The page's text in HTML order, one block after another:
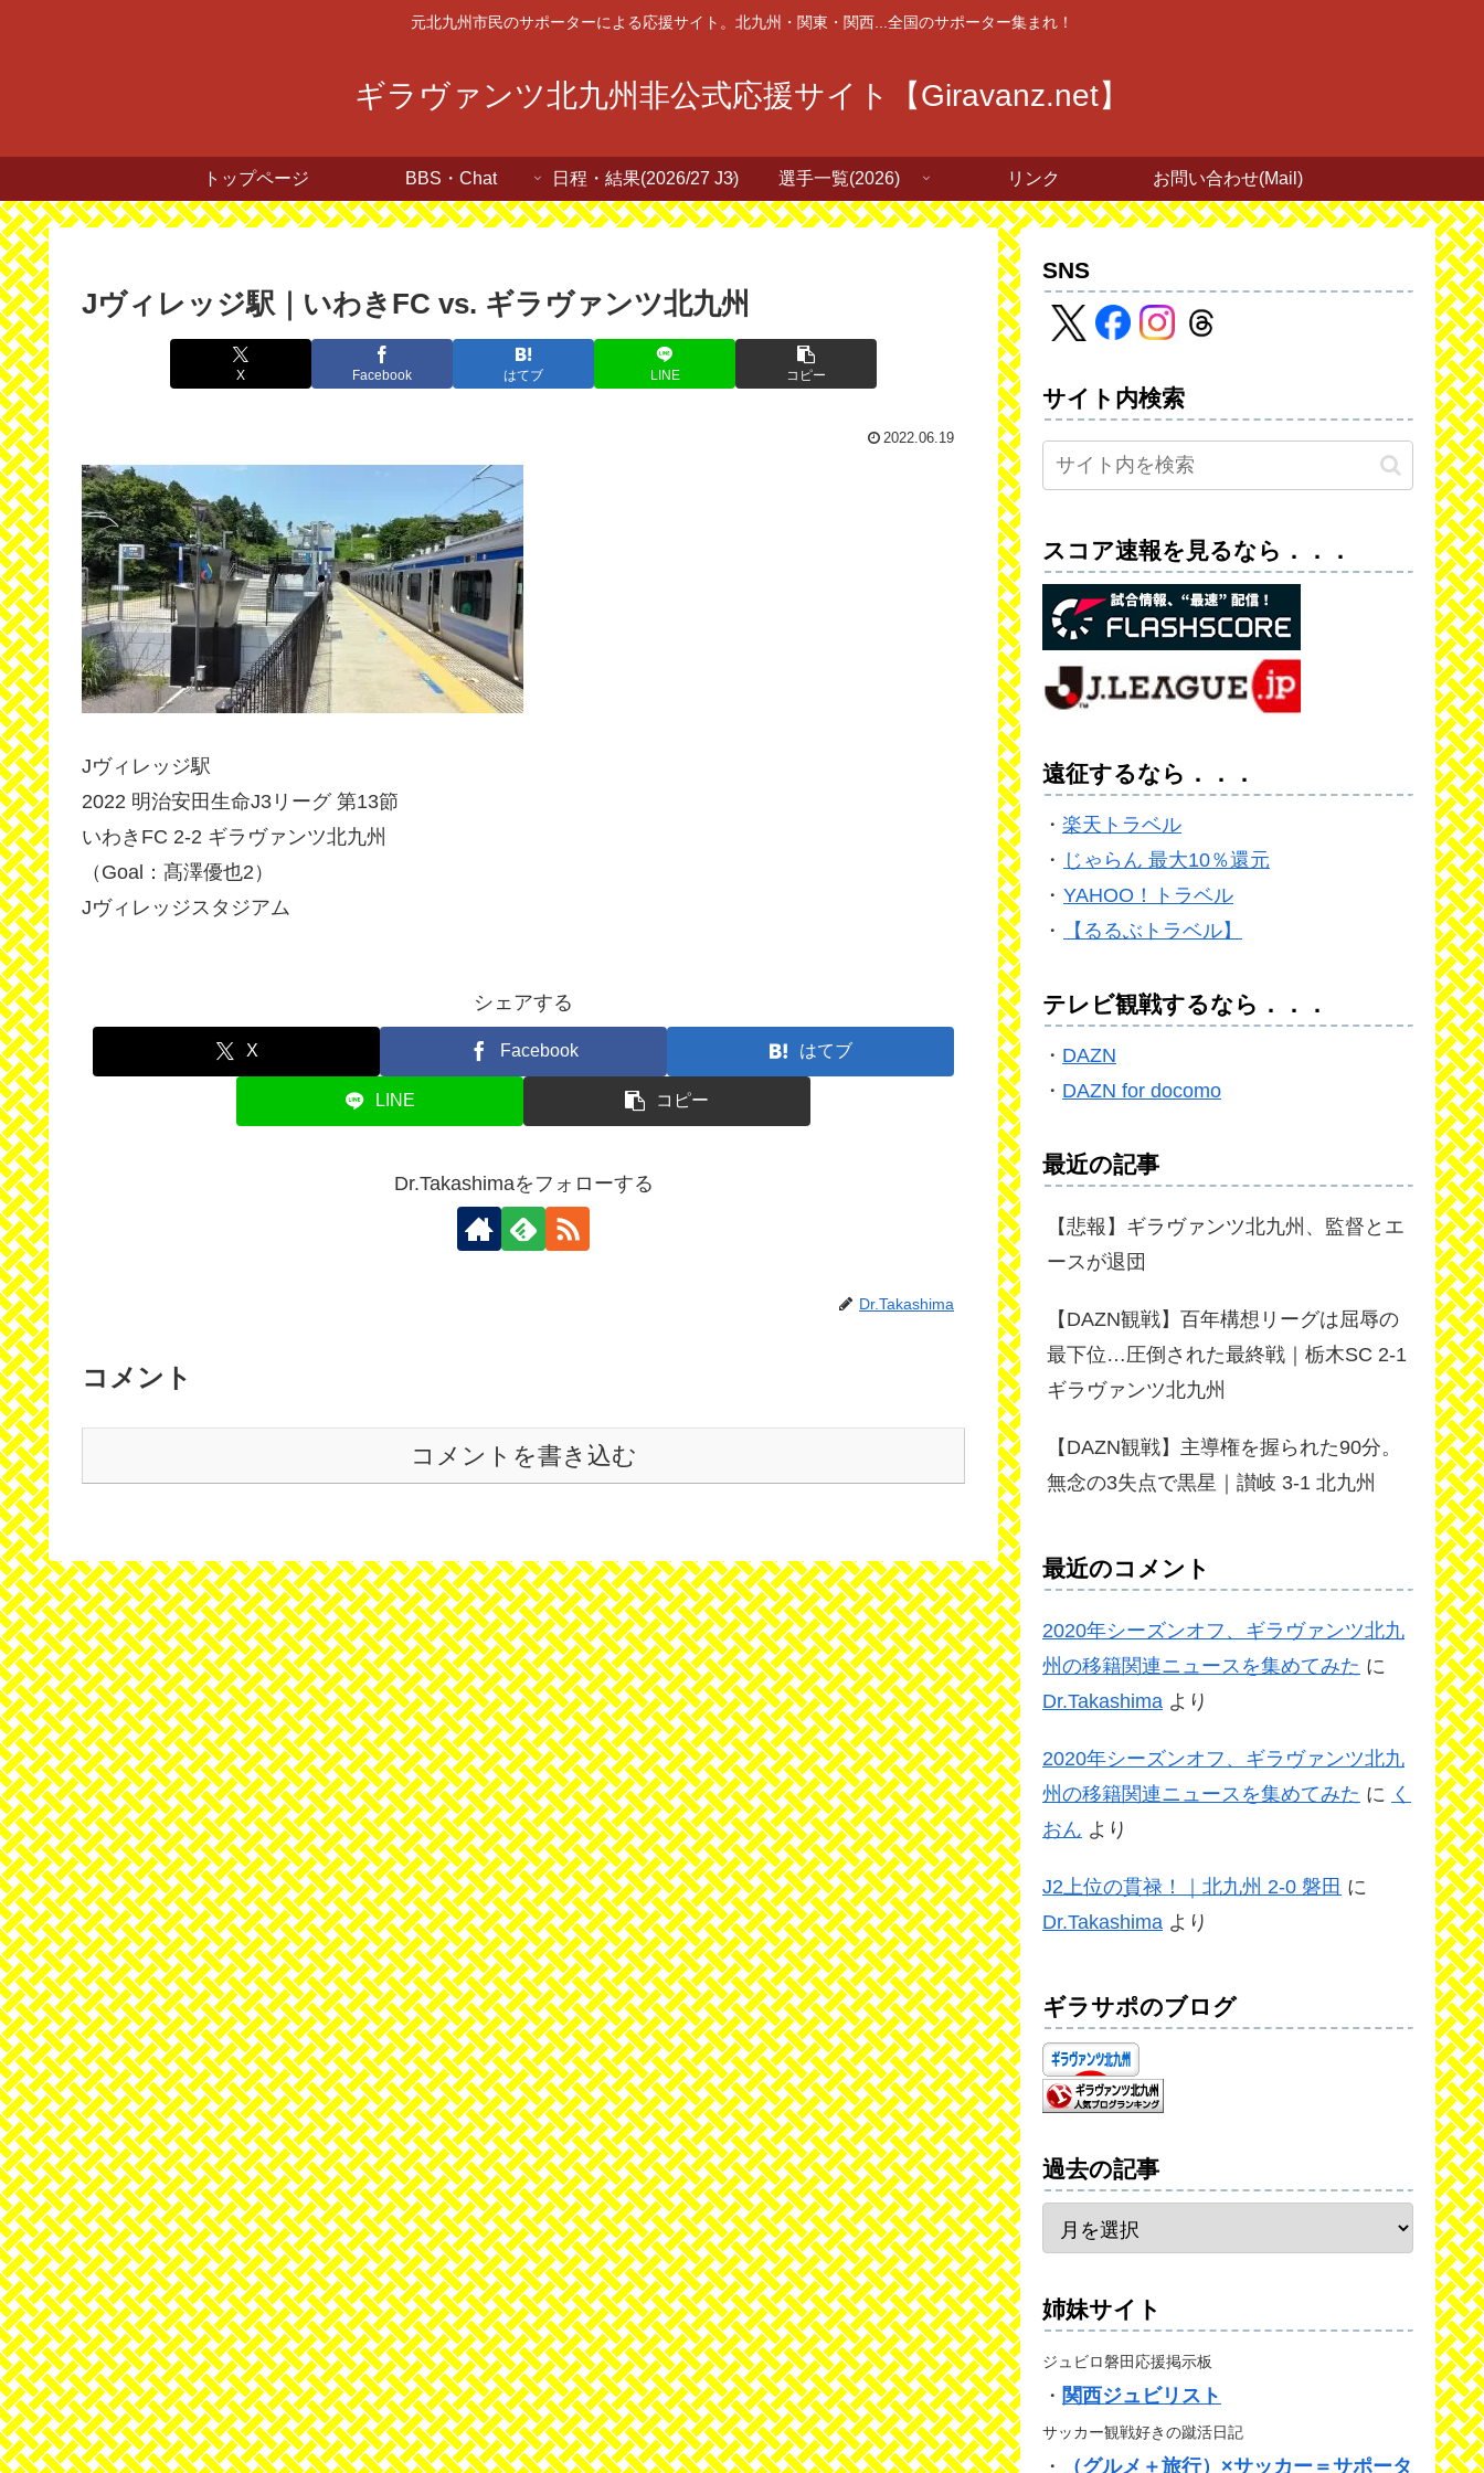
元北九州市民のサポーターによる応援サイト。北九州・関東・関西...全国のサポーター集まれ！
ギラヴァンツ北九州非公式応援サイト【Giravanz.net】
トップページ BBS・Chat 日程・結果(2026/27 J3) 選手一覧(2026) リンク お問い合わせ(Mail)
Jヴィレッジ駅｜いわきFC vs. ギラヴァンツ北九州
X Facebook はてブ LINE コピー
2022.06.19
Jヴィレッジ駅
2022 明治安田生命J3リーグ 第13節
いわきFC 2-2 ギラヴァンツ北九州
（Goal：髙澤優也2）
Jヴィレッジスタジアム
シェアする
X Facebook はてブ
LINE コピー
Dr.Takashimaをフォローする
Dr.Takashima
コメント
コメントを書き込む
SNS
サイト内検索
スコア速報を見るなら．．．
遠征するなら．．．
・ 楽天トラベル
・ じゃらん 最大10％還元
・ YAHOO！トラベル
・
【るるぶトラベル】
テレビ観戦するなら．．．
・ DAZN
・ DAZN for docomo
最近の記事
【悲報】ギラヴァンツ北九州、監督とエ
ースが退団
【DAZN観戦】百年構想リーグは屈辱の
最下位…圧倒された最終戦｜栃木SC 2-1
ギラヴァンツ北九州
【DAZN観戦】主導権を握られた90分。
無念の3失点で黒星｜讃岐 3-1 北九州
最近のコメント
2020年シーズンオフ、ギラヴァンツ北九
州の移籍関連ニュースを集めてみた に
Dr.Takashima より
2020年シーズンオフ、ギラヴァンツ北九
州の移籍関連ニュースを集めてみた に く
おん より
J2上位の貫禄！｜北九州 2-0 磐田 に
Dr.Takashima より
ギラサポのブログ
過去の記事
姉妹サイト
ジュビロ磐田応援掲示板
・ 関西ジュビリスト
サッカー観戦好きの蹴活日記
・ （グルメ＋旅行）×サッカー＝サポータ